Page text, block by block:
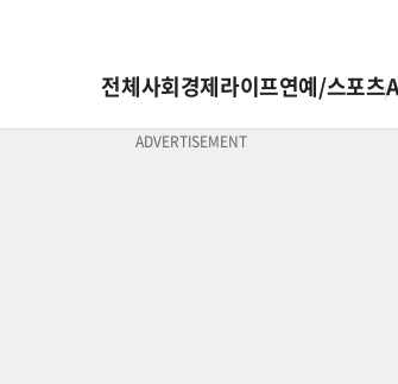
전체사회경제라이프연예/스포츠